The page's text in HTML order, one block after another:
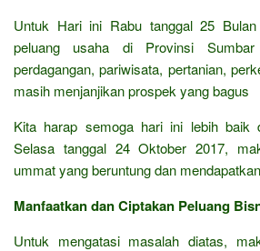
Untuk Hari ini Rabu tanggal 25
peluang usaha di Provinsi
perdagangan, pariwisata, pertanian,
masih menjanjikan prospek yang bagus
Kita harap semoga hari ini lebih baik
Selasa tanggal 24 Oktober 2017,
ummat yang beruntung dan
Manfaatkan dan Ciptakan Peluang
Untuk mengatasi masalah diatas,